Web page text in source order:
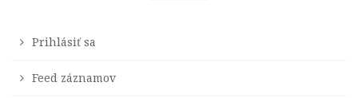
Prihlásiť sa
Feed záznamov